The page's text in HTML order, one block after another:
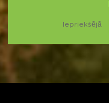
Iepriekšējā